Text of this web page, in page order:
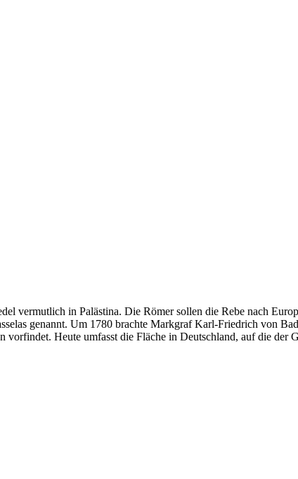
vermutlich in Palästina. Die Römer sollen die Rebe nach
genannt. Um 1780 brachte Markgraf Karl-Friedrich von
Heute umfasst die Fläche in Deutschland, auf die der